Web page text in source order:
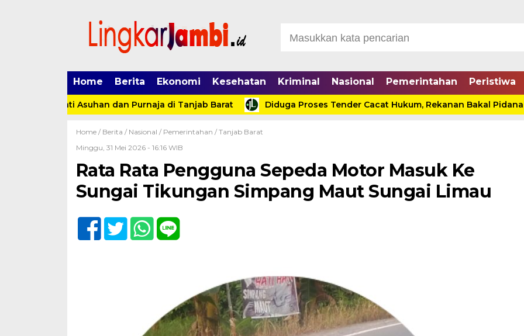
Home Berita Ekonomi Kesehatan Kriminal Nasional Pemerintahan Peristiwa
Panti Asuhan dan Purnaja di Tanjab Barat Diduga Proses Tender Cacat Hukum, Rekanan Bakal Pidanakan
Home / Berita / Nasional / Pemerintahan / Tanjab Barat
Minggu, 31 Mei 2026 - 16:16 WIB
Rata Rata Pengguna Sepeda Motor Masuk Ke
Sungai Tikungan Simpang Maut Sungai Limau